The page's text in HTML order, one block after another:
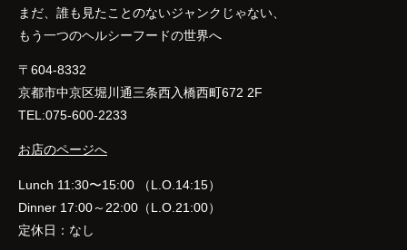
まだ、誰も見たことのないジャンクじゃない、
もう一つのヘルシーフードの世界へ
〒604-8332
京都市中京区堀川通三条西入橋西町672 2F
TEL:075-600-2233
お店のページへ
Lunch 11:30〜15:00 （L.O.14:15）
Dinner 17:00～22:00（L.O.21:00）
定休日：なし